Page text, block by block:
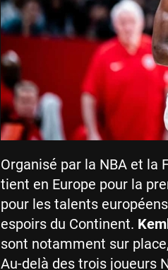
Organisé par la NBA et la
tient en Europe pour la
pour les talents
espoirs du Continent.
sont notamment sur
Au-delà des trois joueurs